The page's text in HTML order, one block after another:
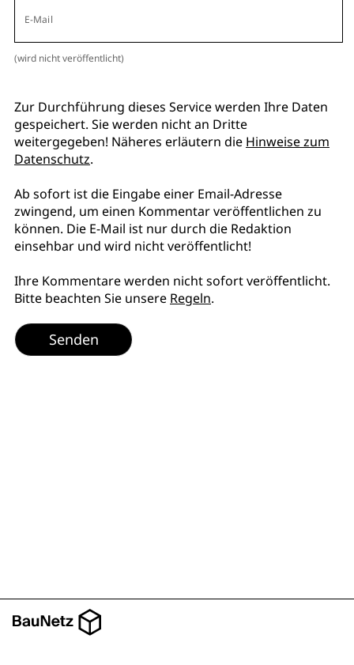
E-Mail
(wird nicht veröffentlicht)
Zur Durchführung dieses Service werden Ihre Daten
gespeichert. Sie werden nicht an Dritte
weitergegeben! Näheres erläutern die Hinweise zum
Datenschutz.
Ab sofort ist die Eingabe einer Email-Adresse
zwingend, um einen Kommentar veröffentlichen zu
können. Die E-Mail ist nur durch die Redaktion
einsehbar und wird nicht veröffentlicht!
Ihre Kommentare werden nicht sofort veröffentlicht.
Bitte beachten Sie unsere Regeln.
Senden